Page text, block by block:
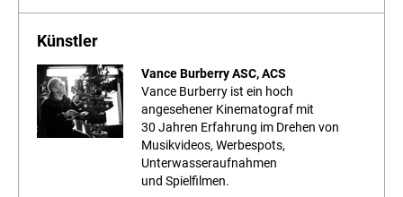
Künstler
Vance Burberry ASC, ACS
Vance Burberry ist ein hoch
angesehener Kinematograf mit
30 Jahren Erfahrung im Drehen von
Musikvideos, Werbespots,
Unterwasseraufnahmen
und Spielfilmen.